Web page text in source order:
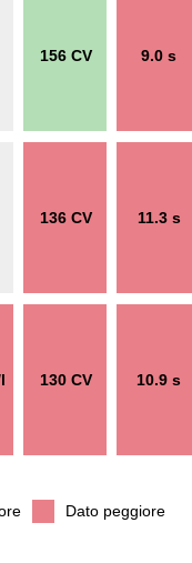
156 CV 9.0 s
136 CV 11.3 s
130 CV 10.9 s
Dato peggiore